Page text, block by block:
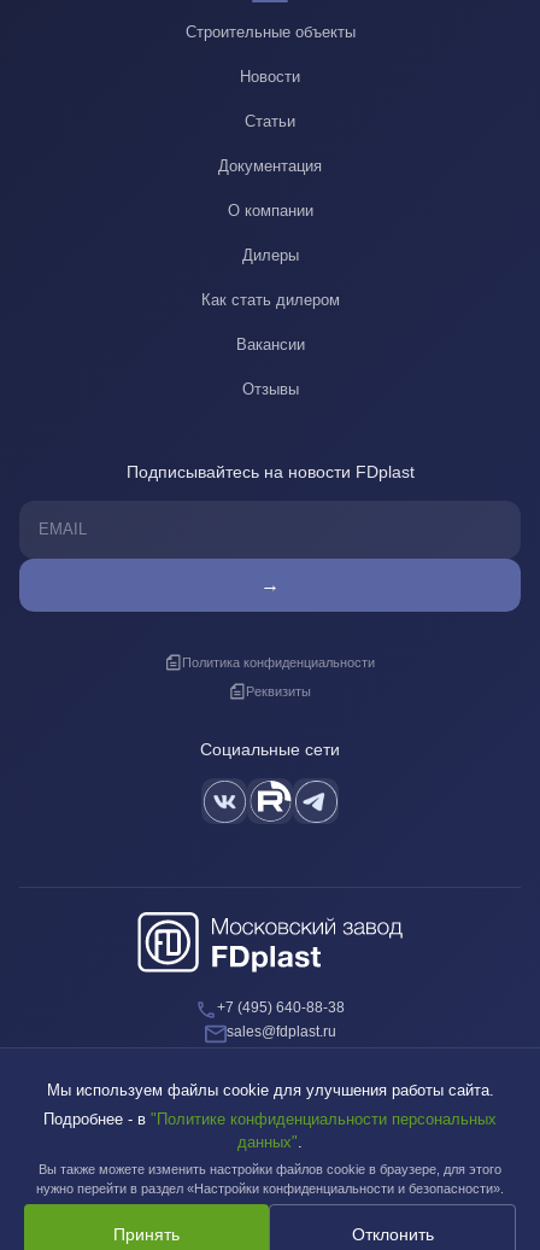
Строительные объекты
Новости
Статьи
Документация
О компании
Дилеры
Как стать дилером
Вакансии
Отзывы
Подписывайтесь на новости FDplast
→
Политика конфиденциальности
Реквизиты
Социальные сети
+7 (495) 640-88-38
sales@fdplast.ru
Московский завод FDplast™ | © 2003-2026
Мы используем файлы cookie для улучшения работы сайта.
Подробнее - в "Политике конфиденциальности персональных
данных".
Вы также можете изменить настройки файлов cookie в браузере, для этого
нужно перейти в раздел «Настройки конфиденциальности и безопасности».
Принять Отклонить